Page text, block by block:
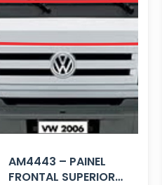
AM4443 – PAINEL
FRONTAL SUPERIOR